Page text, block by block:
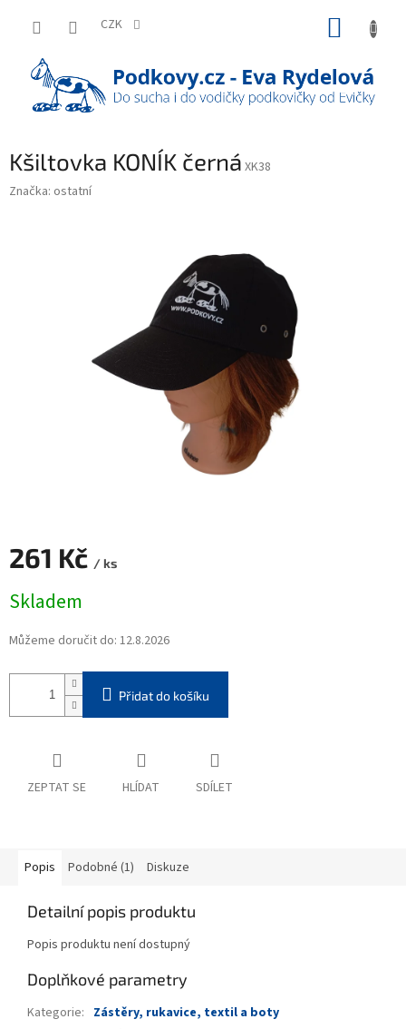
CZK
Kšiltovka KONÍK černá XK38
Značka: ostatní
261 Kč / ks
cena:
Skladem
Můžeme doručit do: 12.8.2026
Přidat do košíku
ZEPTAT SE HLÍDAT SDÍLET
Popis Podobné (1) Diskuze
Detailní popis produktu
Popis produktu není dostupný
Doplňkové parametry
Kategorie: Zástěry, rukavice, textil a boty